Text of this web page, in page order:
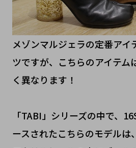
メゾンマルジェラの定番アイ
ツですが、こちらのアイテム
く異なります！
「TABI」シリーズの中で、
ースされたこちらのモデルは、